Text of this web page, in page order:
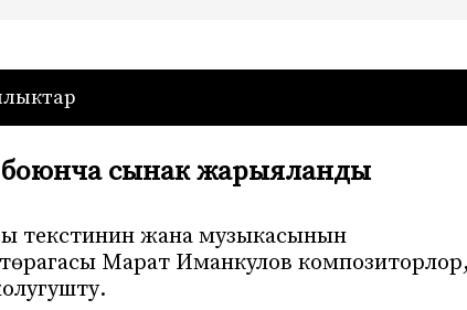
сынак жарыяланды
текстинин жана музыкасынын
Марат Иманкулов